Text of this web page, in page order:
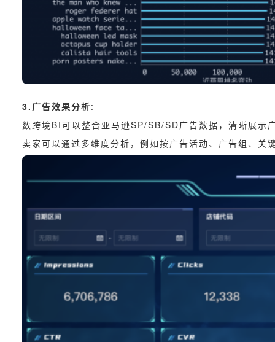
3.广告效果分析:
数跨境BI可以整合亚马逊SP/SB/SD广告数据，清晰展示
卖家可以通过多维度分析，例如按广告活动、广告组、